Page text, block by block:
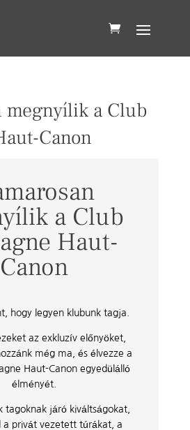
megnyílik a Club
Canon
a Club
Haut-
Canon
hogy legyen klubunk tagja.
az exkluzív előnyöket,
még ma, és élvezze a
Haut-Canon egyedülálló
élményét.
tagoknak járó kiváltságokat,
a privát vezetett túrákat, a